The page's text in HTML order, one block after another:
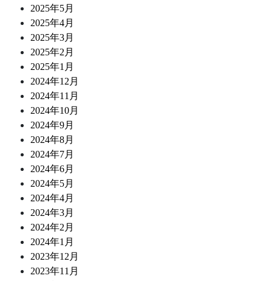
2025年5月
2025年4月
2025年3月
2025年2月
2025年1月
2024年12月
2024年11月
2024年10月
2024年9月
2024年8月
2024年7月
2024年6月
2024年5月
2024年4月
2024年3月
2024年2月
2024年1月
2023年12月
2023年11月